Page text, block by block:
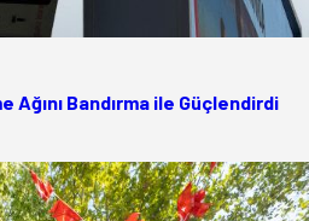
Bandırma ile Güçlendirdi